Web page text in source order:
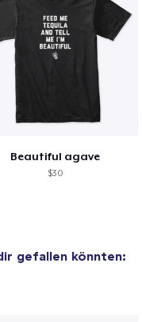
Beautiful agave
$30
gefallen könnten: